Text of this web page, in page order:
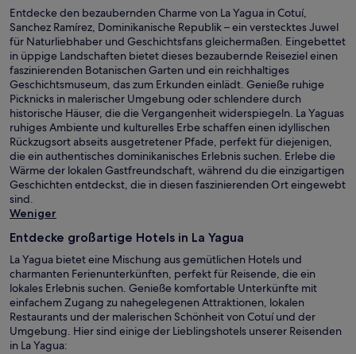
Entdecke den bezaubernden Charme von La Yagua in Cotuí,
Sanchez Ramírez, Dominikanische Republik – ein verstecktes Juwel
für Naturliebhaber und Geschichtsfans gleichermaßen. Eingebettet
in üppige Landschaften bietet dieses bezaubernde Reiseziel einen
faszinierenden Botanischen Garten und ein reichhaltiges
Geschichtsmuseum, das zum Erkunden einlädt. Genieße ruhige
Picknicks in malerischer Umgebung oder schlendere durch
historische Häuser, die die Vergangenheit widerspiegeln. La Yaguas
ruhiges Ambiente und kulturelles Erbe schaffen einen idyllischen
Rückzugsort abseits ausgetretener Pfade, perfekt für diejenigen,
die ein authentisches dominikanisches Erlebnis suchen. Erlebe die
Wärme der lokalen Gastfreundschaft, während du die einzigartigen
Geschichten entdeckst, die in diesen faszinierenden Ort eingewebt
sind.
Weniger
Entdecke großartige Hotels in La Yagua
La Yagua bietet eine Mischung aus gemütlichen Hotels und
charmanten Ferienunterkünften, perfekt für Reisende, die ein
lokales Erlebnis suchen. Genieße komfortable Unterkünfte mit
einfachem Zugang zu nahegelegenen Attraktionen, lokalen
Restaurants und der malerischen Schönheit von Cotuí und der
Umgebung. Hier sind einige der Lieblingshotels unserer Reisenden
in La Yagua: